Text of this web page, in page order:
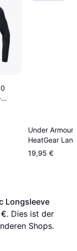
Under Armour
HeatGear
Oberteil für
Castlerock
19,95 €
Longsleeve
€. Dies ist der
Shops.